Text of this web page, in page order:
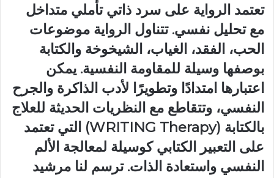
تعتمد الرواية على سرد ذاتي تأملي متداخل
مع تحليل نفسي. تتناول الرواية موضوعات
الحب، الفقد، الغياب، الشيخوخة والكتابة
بوصفها وسيلة للمقاومة النفسية. يمكن
اعتبارها امتدادًا وتطويرًا لأدب الذاكرة والجرح
النفسي، وتتقاطع مع النظريات الحديثة للعلاج
بالكتابة (WRITING Therapy) التي تعتمد
على التعبير الكتابي كوسيلة لمعالجة الألم
النفسي واستعادة الذات. ترسم لنا مرشيد